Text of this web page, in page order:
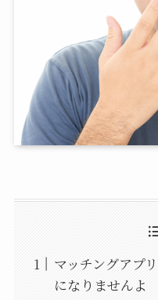
マッチングアプ
になりませんよ